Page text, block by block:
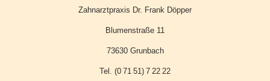
Zahnarztpraxis Dr. Frank Döpper
Blumenstraße 11
73630 Grunbach
Tel. (0 71 51) 7 22 22